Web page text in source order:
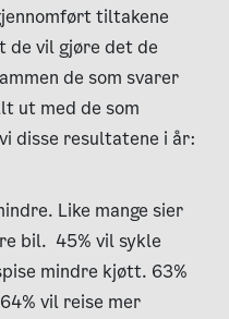
tiltakene
de vil gjøre det de
de som svarer
ut med de som
disse resultatene i år:
Like mange sier
bil. 45% vil sykle
mindre kjøtt. 63%
64% vil reise mer